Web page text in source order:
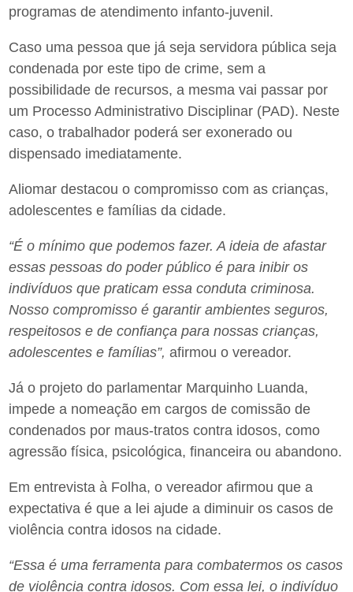
programas de atendimento infanto-juvenil.
Caso uma pessoa que já seja servidora pública seja
condenada por este tipo de crime, sem a
possibilidade de recursos, a mesma vai passar por
um Processo Administrativo Disciplinar (PAD). Neste
caso, o trabalhador poderá ser exonerado ou
dispensado imediatamente.
Aliomar destacou o compromisso com as crianças,
adolescentes e famílias da cidade.
“É o mínimo que podemos fazer. A ideia de afastar
essas pessoas do poder público é para inibir os
indivíduos que praticam essa conduta criminosa.
Nosso compromisso é garantir ambientes seguros,
respeitosos e de confiança para nossas crianças,
adolescentes e famílias”, afirmou o vereador.
Já o projeto do parlamentar Marquinho Luanda,
impede a nomeação em cargos de comissão de
condenados por maus-tratos contra idosos, como
agressão física, psicológica, financeira ou abandono.
Em entrevista à Folha, o vereador afirmou que a
expectativa é que a lei ajude a diminuir os casos de
violência contra idosos na cidade.
“Essa é uma ferramenta para combatermos os casos
de violência contra idosos. Com essa lei, o indivíduo